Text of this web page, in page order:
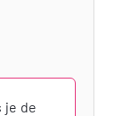
je de